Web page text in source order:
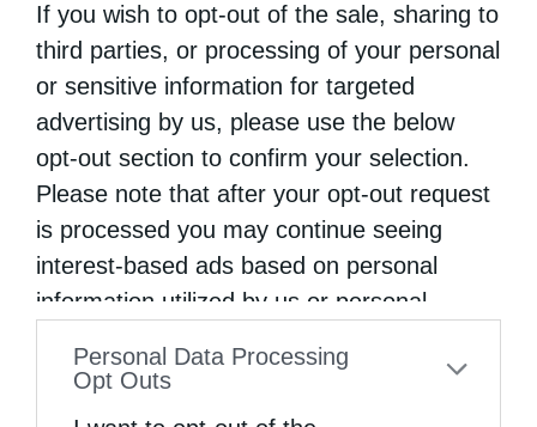
If you wish to opt-out of the sale, sharing to
third parties, or processing of your personal
or sensitive information for targeted
advertising by us, please use the below
opt-out section to confirm your selection.
Please note that after your opt-out request
is processed you may continue seeing
interest-based ads based on personal
information utilized by us or personal
to your opt-out. You may separately opt-out
Personal Data Processing
Opt Outs
Ψαλίδι στη γλώσσα